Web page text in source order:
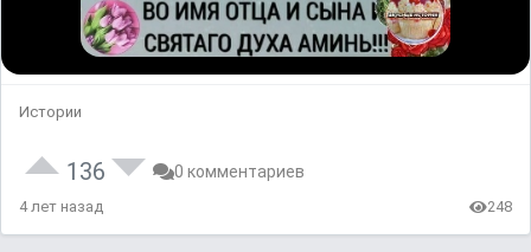
Истории
136 0 комментариев
4 лет назад 248